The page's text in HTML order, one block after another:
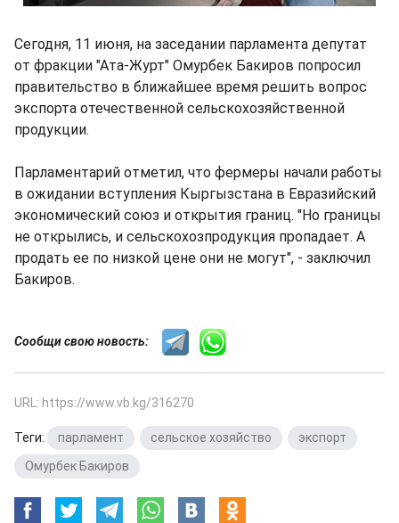
Сегодня, 11 июня, на заседании парламента депутат
от фракции "Ата-Журт" Омурбек Бакиров попросил
правительство в ближайшее время решить вопрос
экспорта отечественной сельскохозяйственной
продукции.
Парламентарий отметил, что фермеры начали работы
в ожидании вступления Кыргызстана в Евразийский
экономический союз и открытия границ. "Но границы
не открылись, и сельскохозпродукция пропадает. А
продать ее по низкой цене они не могут", - заключил
Бакиров.
Сообщи свою новость:
URL: https://www.vb.kg/316270
Теги: парламент сельское хозяйство экспорт
Омурбек Бакиров